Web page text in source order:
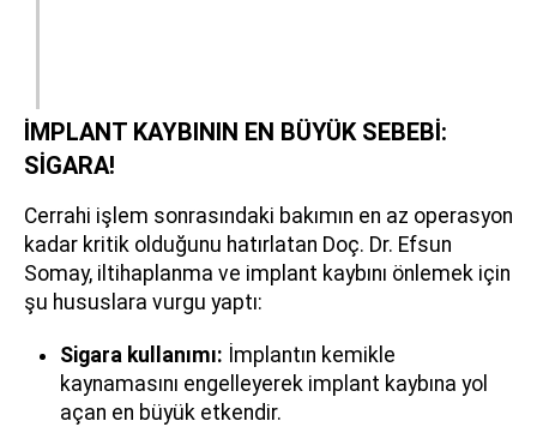
İMPLANT KAYBININ EN BÜYÜK SEBEBİ:
SİGARA!
Cerrahi işlem sonrasındaki bakımın en az operasyon
kadar kritik olduğunu hatırlatan Doç. Dr. Efsun
Somay, iltihaplanma ve implant kaybını önlemek için
şu hususlara vurgu yaptı:
Sigara kullanımı: İmplantın kemikle
kaynamasını engelleyerek implant kaybına yol
açan en büyük etkendir.